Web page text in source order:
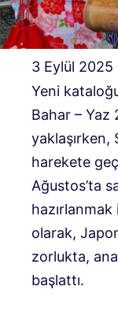
3 Eylül 2025
Yeni
Bahar – Yaz
yaklaşırken,
harekete
Ağustos’ta
olarak,
zorlukta,
başlattı.